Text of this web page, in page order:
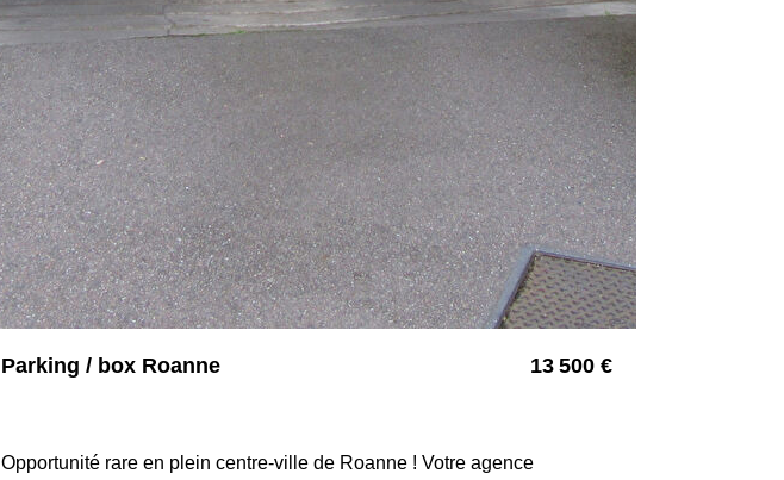
Parking / box Roanne 13 500 €
Opportunité rare en plein centre-ville de Roanne ! Votre agence